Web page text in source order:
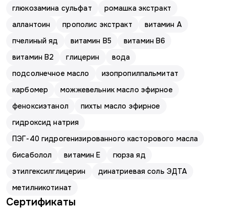
глюкозамина сульфат
ромашка экстракт
аллантоин
прополис экстракт
витамин А
пчелиный яд
витамин В5
витамин В6
витамин В2
глицерин
вода
подсолнечное масло
изопропилпальмитат
карбомер
можжевельник масло эфирное
феноксиэтанол
пихты масло эфирное
гидроксид натрия
ПЭГ-40 гидрогенизированного касторового масла
бисаболол
витамин E
гюрза яд
этилгексилглицерин
динатриевая соль ЭДТА
метилникотинат
Сертификаты